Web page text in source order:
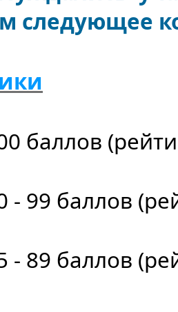
следующее
баллов
- 99 баллов
- 89 баллов